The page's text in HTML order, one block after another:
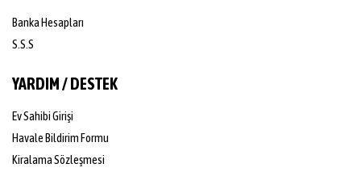
Banka Hesapları
S.S.S
YARDIM / DESTEK
Ev Sahibi Girişi
Havale Bildirim Formu
Kiralama Sözleşmesi